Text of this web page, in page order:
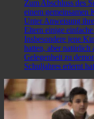
Zum Abschluss des
einem gemeinsamen
Unter Anweisung
Eltern einige
Insbesondere jene
hatten, aber natürlich
Gelegenheit zu
Schuljahres erlernt